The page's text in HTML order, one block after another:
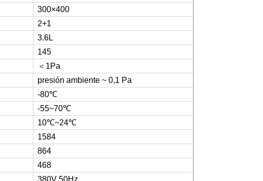
300×400
2+1
3.6L
145
＜ 1Pa
presión ambiente ~ 0,1 Pa
-80℃
-55~70℃
10℃~24℃
1584
864
468
380V 50Hz